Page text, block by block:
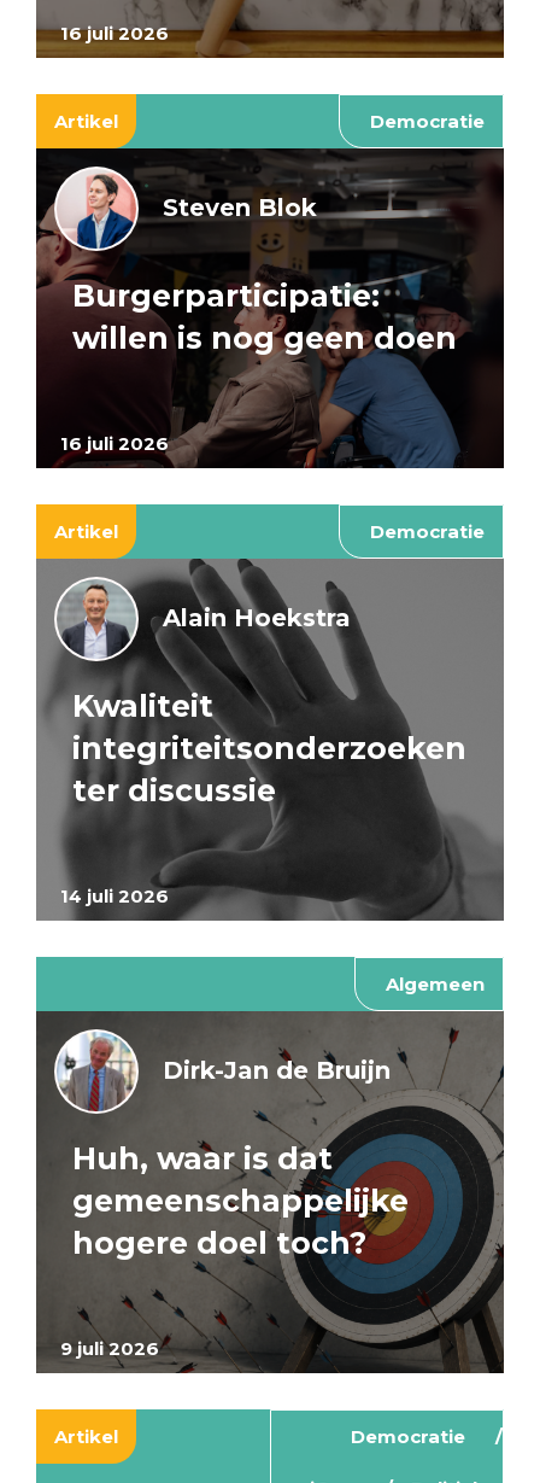
16 juli 2026
Artikel Democratie
16 juli 2026
Steven Blok
Burgerparticipatie:
willen is nog geen doen
Artikel Democratie
14 juli 2026
Alain Hoekstra
Kwaliteit
integriteitsonderzoeken
ter discussie
Algemeen
9 juli 2026
Dirk-Jan de Bruijn
Huh, waar is dat
gemeenschappelijke
hogere doel toch?
Artikel Democratie